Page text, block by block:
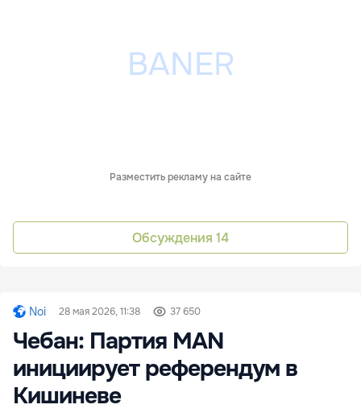
Разместить рекламу на сайте
Обсуждения 14
Noi 28 мая 2026, 11:38 37 650
Чебан: Партия MAN
инициирует референдум в
Кишиневе